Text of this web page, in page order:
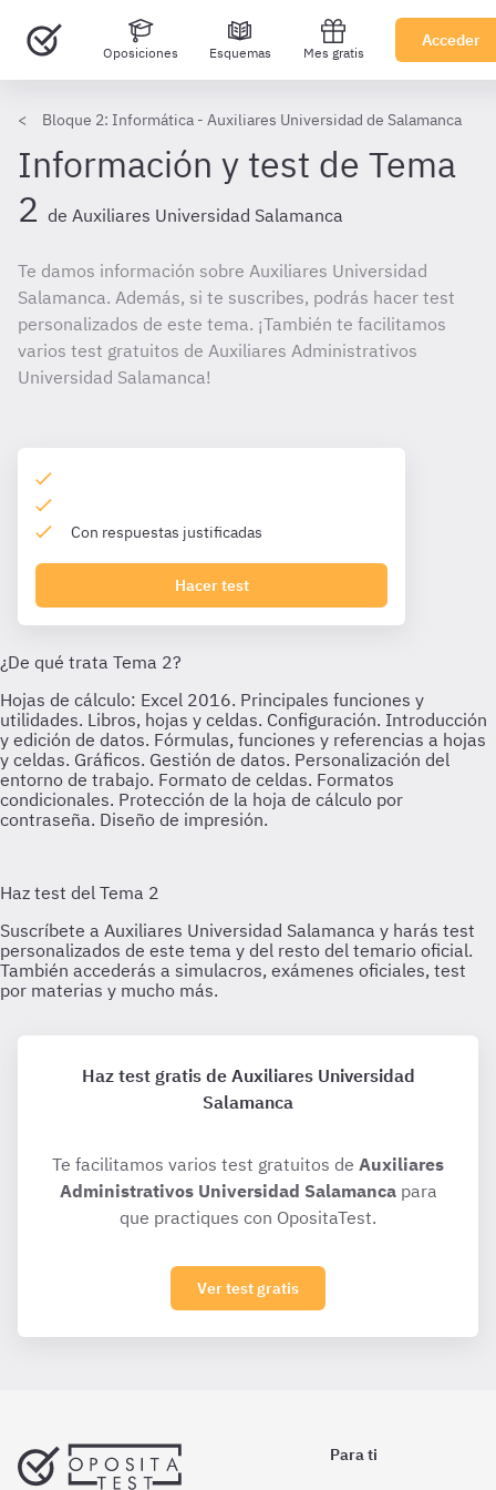
Oposiciones Esquemas Mes gratis
Acceder
Bloque 2: Informática - Auxiliares Universidad de Salamanca
Información y test de Tema
2 de Auxiliares Universidad Salamanca
Te damos información sobre Auxiliares Universidad
Salamanca. Además, si te suscribes, podrás hacer test
personalizados de este tema. ¡También te facilitamos
varios test gratuitos de Auxiliares Administrativos
Universidad Salamanca!
Con respuestas justificadas
Hacer test
Haz test gratis de Auxiliares Universidad
Salamanca
Te facilitamos varios test gratuitos de Auxiliares
Administrativos Universidad Salamancapara
que practiques con OpositaTest.
Ver test gratis
Para ti